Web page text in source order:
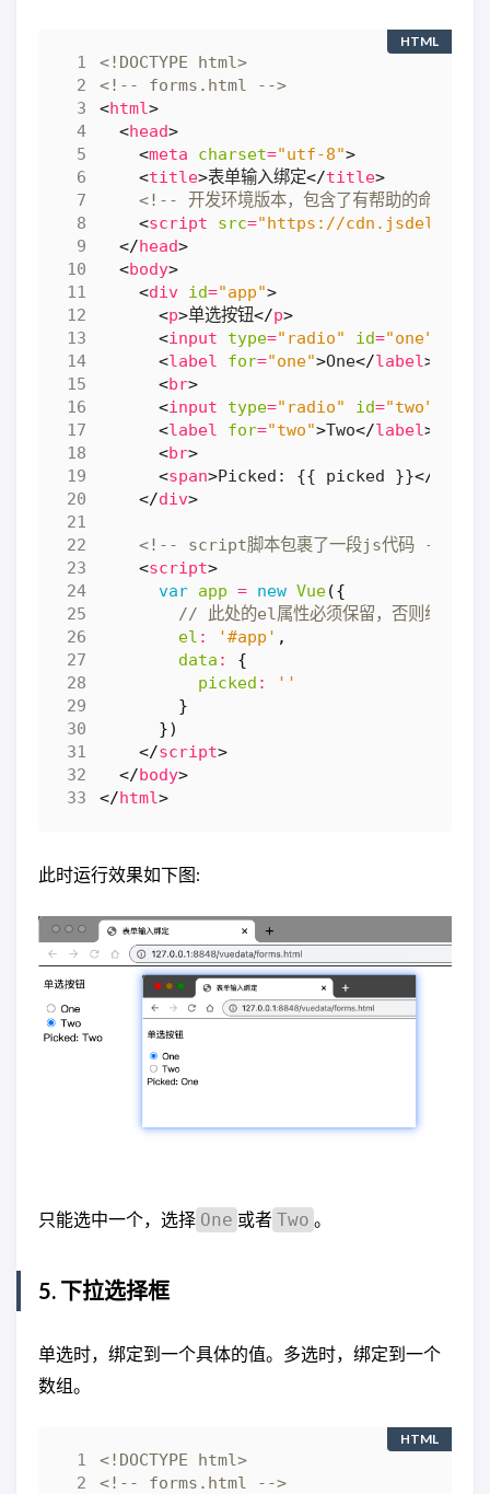
<!DOCTYPE html>
<!-- forms.html -->
<html>
<head>
<meta charset="utf-8">
<title>表单输入绑定</title>
<!-- 开发环境版本，包含了有帮助的命令行
<script src="https://
</head>
<body>
<div id="app">
<p>单选按钮</p>
<input type="radio" id="one"
<label for="one">One</label>
<br>
<input type="radio" id="two"
<label for="two">Two</label>
<br>
<span>Picked: {{ picked }}</
</div>
<!-- script脚本包裹了一段js代码 -->
<script>
var app = new Vue({
el : '#app' ,
data :
{
picked :
''
}
})
</script>
</body>
</html>
HTML
此时运行效果如下图:
只能选中一个，选择 One 或者 Two 。
5. 下拉选择框
单选时，绑定到一个具体的值。多选时，绑定到一个
数组。
<!DOCTYPE html>
<!-- forms.html -->
HTML